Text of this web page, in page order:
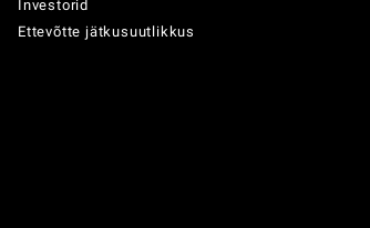
Investorid
Ettevõtte jätkusuutlikkus